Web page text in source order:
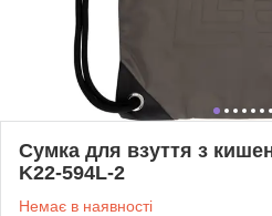
Сумка для взуття з
K22-594L-2
Немає в наявності